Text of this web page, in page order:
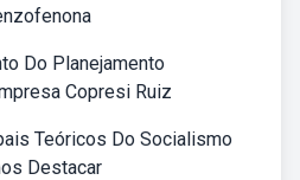
Do Planejamento
Copresi Ruiz
Teóricos Do Socialismo
Destacar